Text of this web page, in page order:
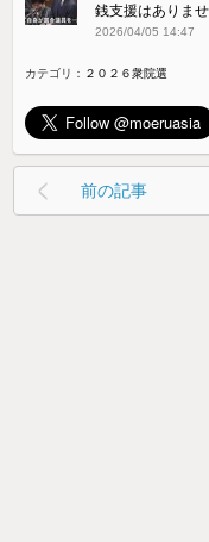
銭支援はありませ
2026/04/05 14:47
カテゴリ： ２０２６衆院選
前の記事